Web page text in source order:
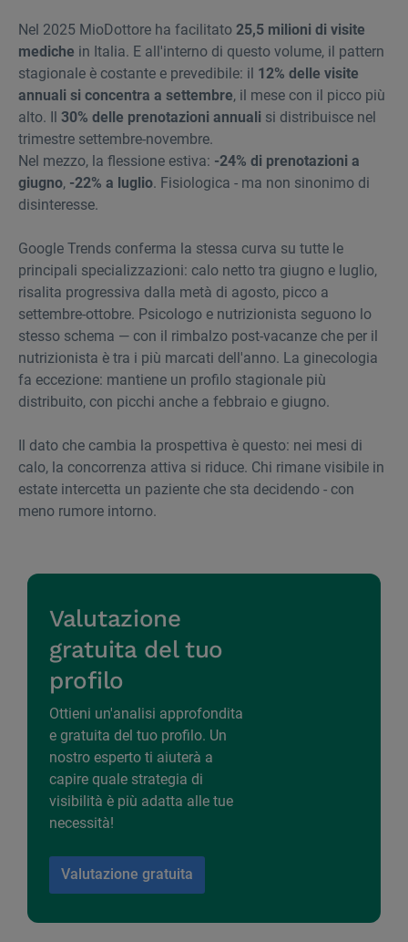
Nel 2025 MioDottore ha facilitato 25,5 milioni di visite
mediche in Italia. E all'interno di questo volume, il pattern
stagionale è costante e prevedibile: il 12% delle visite
annuali si concentra a settembre, il mese con il picco più
alto. Il 30% delle prenotazioni annuali si distribuisce nel
trimestre settembre-novembre.
Nel mezzo, la flessione estiva: -24% di prenotazioni a
giugno, -22% a luglio. Fisiologica - ma non sinonimo di
disinteresse.
Google Trends conferma la stessa curva su tutte le
principali specializzazioni: calo netto tra giugno e luglio,
risalita progressiva dalla metà di agosto, picco a
settembre-ottobre. Psicologo e nutrizionista seguono lo
stesso schema — con il rimbalzo post-vacanze che per il
nutrizionista è tra i più marcati dell'anno. La ginecologia
fa eccezione: mantiene un profilo stagionale più
distribuito, con picchi anche a febbraio e giugno.
Il dato che cambia la prospettiva è questo: nei mesi di
calo, la concorrenza attiva si riduce. Chi rimane visibile in
estate intercetta un paziente che sta decidendo - con
meno rumore intorno.
Valutazione
gratuita del tuo
profilo
Ottieni un'analisi approfondita
e gratuita del tuo profilo. Un
nostro esperto ti aiuterà a
capire quale strategia di
visibilità è più adatta alle tue
necessità!
Valutazione gratuita